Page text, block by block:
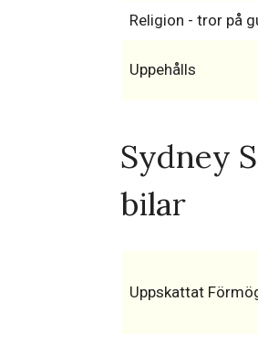
Religion - tror på
Uppehålls
Sydney
bilar
Uppskattat